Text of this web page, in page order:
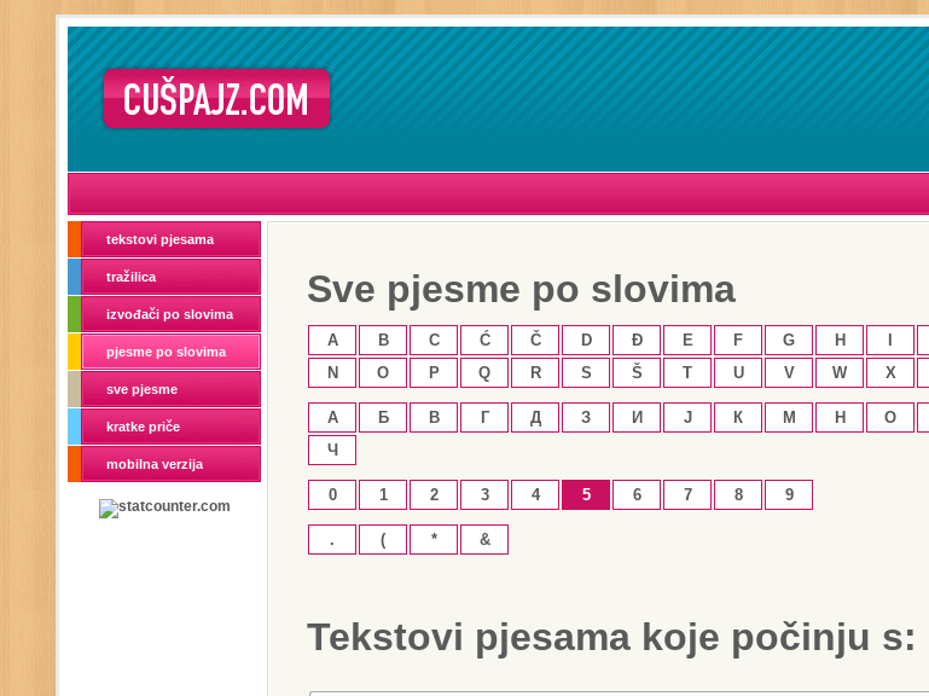
tekstovi pjesama
tražilica
izvođači po slovima
pjesme po slovima
sve pjesme
kratke priče
mobilna verzija
Sve pjesme po slovima
A B C Ć Č D Đ E F G H
N
O P Q R S Š T U V W X
А Б В Г Д З И Ј К М Н О
Ч
0 1 2 3 4 5 6 7 8 9
. ( * &
Tekstovi pjesama koje počinju s: